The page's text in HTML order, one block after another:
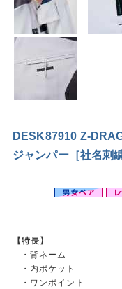
DESK87910 Z-
ジャンパー［社名刺
【特長】
・背ネーム
・内ポケット
・ワンポイント